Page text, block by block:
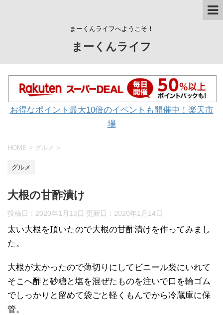
まーくんライフへようこそ！
まーくんライフ
お得なポイント最大10倍のイベントも開催中！楽天市
場
HOME > グルメ >
グルメ
大根の甘酢漬け
投稿日：2020年1月13日 更新日： 2020年1月14日
太い大根を頂いたので大根の甘酢漬けを作ってみまし
た。
大根が太かったので薄切りにしてビニール袋にいれて
そこへ酢と砂糖と塩を混ぜたものを注いで口を輪ゴム
でしっかりと留めて袋ごと軽くもんでから冷蔵庫に保
管。